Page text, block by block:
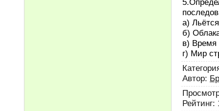
а)
б)
в) Время
г) Мир
Автор:
Рейтинг: